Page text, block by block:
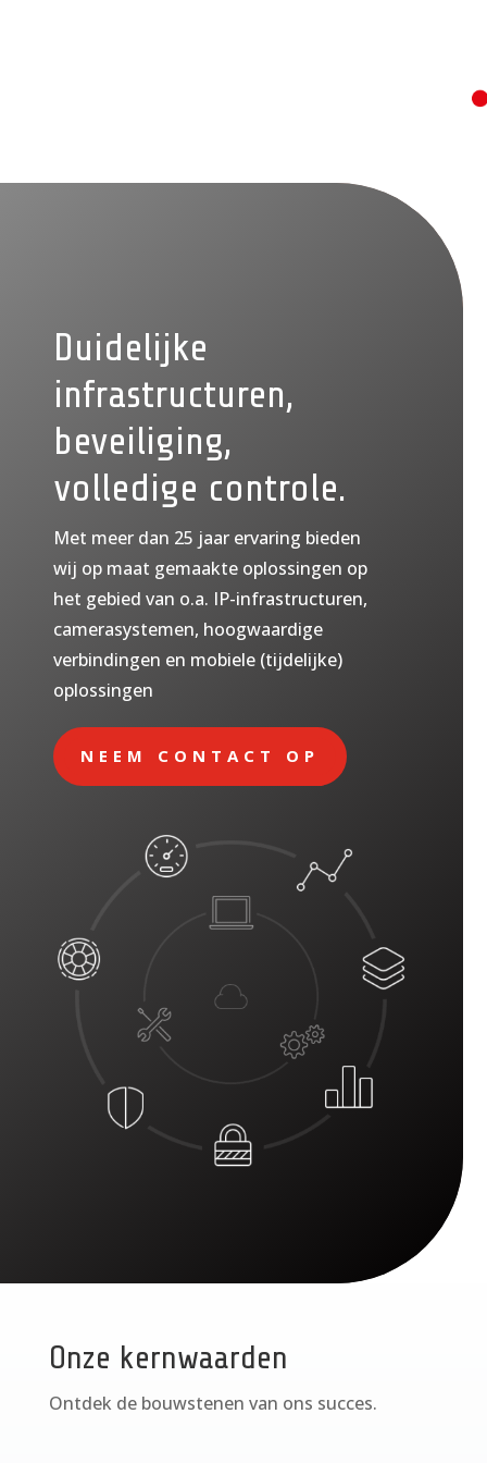
Duidelijke
infrastructuren,
beveiliging,
volledige controle.
Met meer dan 25 jaar ervaring bieden
wij op maat gemaakte oplossingen op
het gebied van o.a. IP-infrastructuren,
camerasystemen, hoogwaardige
verbindingen en mobiele (tijdelijke)
oplossingen
NEEM CONTACT OP
Onze kernwaarden
Ontdek de bouwstenen van ons succes.